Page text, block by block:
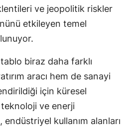
ve jeopolitik riskler
etkileyen temel
biraz daha farklı
aracı hem de sanayi
için küresel
ve enerji
kullanım alanları